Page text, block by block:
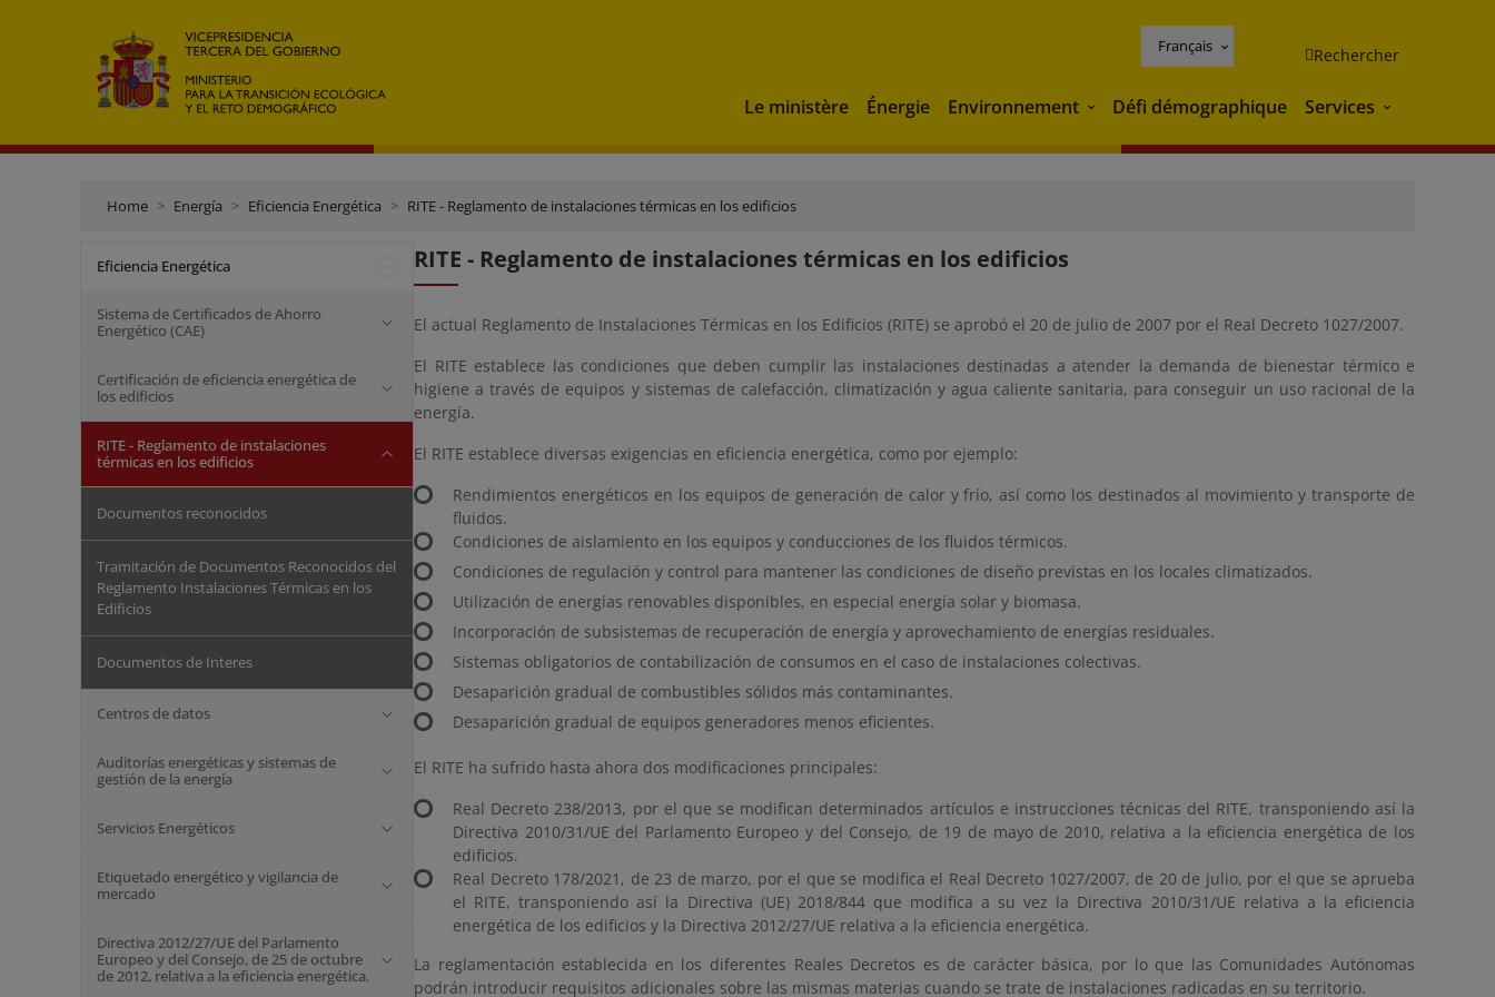
Français Rechercher
Le ministère Énergie Environnement Environnement
Défi démographique Services Services
Home Energía Eficiencia Energética RITE - Reglamento de instalaciones térmicas en los edificios
Eficiencia Energética
Sistema de Certificados de Ahorro
Energético (CAE)
Certificación de eficiencia energética de
los edificios
RITE - Reglamento de instalaciones
térmicas en los edificios
Documentos reconocidos
Tramitación de Documentos Reconocidos del
Reglamento Instalaciones Térmicas en los
Edificios
Documentos de Interes
Centros de datos
Auditorías energéticas y sistemas de
gestión de la energía
Servicios Energéticos
Etiquetado energético y vigilancia de
mercado
Directiva 2012/27/UE del Parlamento
Europeo y del Consejo, de 25 de octubre
de 2012, relativa a la eficiencia energética.
RITE - Reglamento de instalaciones térmicas en los edificios
El actual Reglamento de Instalaciones Térmicas en los Edificios (RITE) se aprobó el 20 de julio de 2007 por el Real Decreto 1027/2007.
El RITE establece las condiciones que deben cumplir las instalaciones destinadas a atender la demanda de bienestar térmico e
higiene a través de equipos y sistemas de calefacción, climatización y agua caliente sanitaria, para conseguir un uso racional de la
energía.
El RITE establece diversas exigencias en eficiencia energética, como por ejemplo:
Rendimientos energéticos en los equipos de generación de calor y frío, así como los destinados al movimiento y transporte de
fluidos.
Condiciones de aislamiento en los equipos y conducciones de los fluidos térmicos.
Condiciones de regulación y control para mantener las condiciones de diseño previstas en los locales climatizados.
Utilización de energías renovables disponibles, en especial energía solar y biomasa.
Incorporación de subsistemas de recuperación de energía y aprovechamiento de energías residuales.
Sistemas obligatorios de contabilización de consumos en el caso de instalaciones colectivas.
Desaparición gradual de combustibles sólidos más contaminantes.
Desaparición gradual de equipos generadores menos eficientes.
El RITE ha sufrido hasta ahora dos modificaciones principales:
Real Decreto 238/2013, por el que se modifican determinados artículos e instrucciones técnicas del RITE, transponiendo así la
Directiva 2010/31/UE del Parlamento Europeo y del Consejo, de 19 de mayo de 2010, relativa a la eficiencia energética de los
edificios.
Real Decreto 178/2021, de 23 de marzo, por el que se modifica el Real Decreto 1027/2007, de 20 de julio, por el que se aprueba
el RITE, transponiendo así la Directiva (UE) 2018/844 que modifica a su vez la Directiva 2010/31/UE relativa a la eficiencia
energética de los edificios y la Directiva 2012/27/UE relativa a la eficiencia energética.
La reglamentación establecida en los diferentes Reales Decretos es de carácter básica, por lo que las Comunidades Autónomas
podrán introducir requisitos adicionales sobre las mismas materias cuando se trate de instalaciones radicadas en su territorio.